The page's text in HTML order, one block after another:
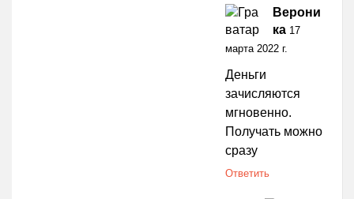
Верони
ка 17
марта 2022 г.
Деньги
зачисляются
мгновенно.
Получать можно
сразу
Ответить